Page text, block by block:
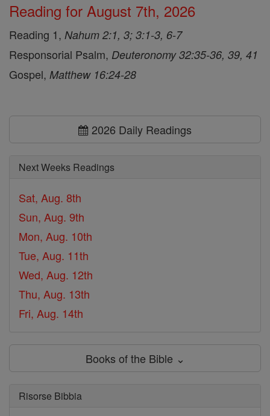
Reading for August 7th, 2026
Reading 1, Nahum 2:1, 3; 3:1-3, 6-7
Responsorial Psalm, Deuteronomy 32:35-36, 39, 41
Gospel, Matthew 16:24-28
2026 Daily Readings
Next Weeks Readings
Sat, Aug. 8th
Sun, Aug. 9th
Mon, Aug. 10th
Tue, Aug. 11th
Wed, Aug. 12th
Thu, Aug. 13th
Fri, Aug. 14th
Books of the Bible ⌄
Risorse Bibbia